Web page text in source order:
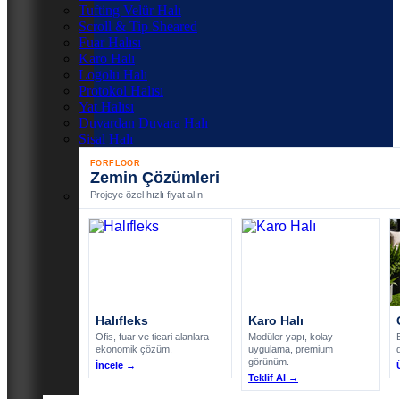
Tufting Velür Halı
Scroll & Tip Sheared
Fuar Halısı
Karo Halı
Logolu Halı
Protokol Halısı
Yat Halısı
Duvardan Duvara Halı
Sisal Halı
FORFLOOR
Zemin Çözümleri
Projeye özel hızlı fiyat alın
Halıfleks
Ofis, fuar ve ticari alanlara
ekonomik çözüm.
İncele →
Karo Halı
Modüler yapı, kolay
uygulama, premium
görünüm.
Teklif Al →